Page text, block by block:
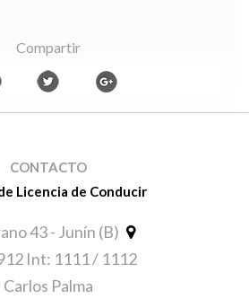
Compartir
CONTACTO
Licencia de Conducir
43 - Junín (B)
Int: 1111 / 1112
Carlos Palma